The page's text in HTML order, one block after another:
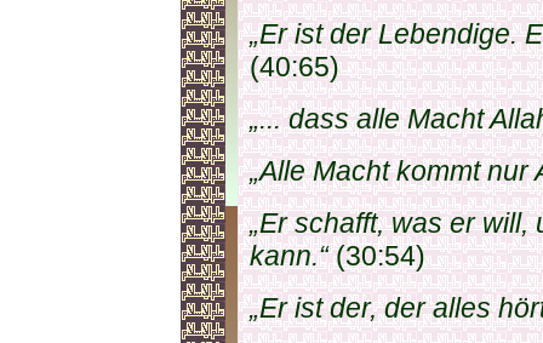
„Er ist der Lebendige.
(40:65)
„... dass alle Macht
„Alle Macht kommt nur
„Er schafft, was er
kann.“(30:54)
„Er ist der, der alles